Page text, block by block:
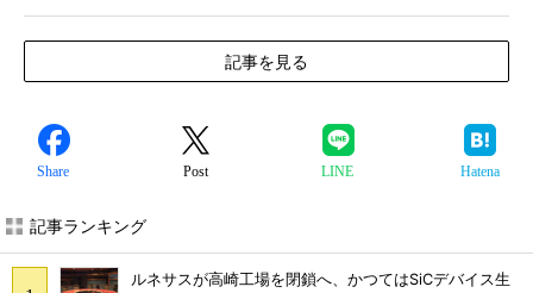
記事を見る
Share Post LINE Hatena
記事ランキング
ルネサスが高崎工場を閉鎖へ、かつてはSiCデバイス生